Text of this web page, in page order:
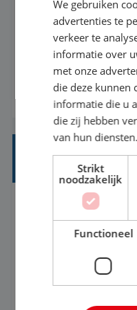
Met jouw ervaring
achtergrond in
volgende stap.
wereld over en
wensen van je
reiswereld gebeurt.
klanten te
boeken! ...
BEKIJK VACATURE
REISADVISEUR
Aalsmeer, Noord-
33-36 uur
MBO
Een vakantie
het nu voor jezelf is,
We gebruiken
advertenties te
verkeer te
informatie over
met onze
die deze kunnen
informatie die u
die zij hebben
van hun diensten.
Strikt
noodzakelijk
Functioneel